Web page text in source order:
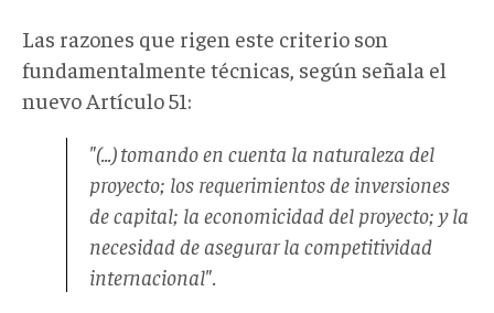
Las razones que rigen este criterio son
fundamentalmente técnicas, según señala el
nuevo Artículo 51:
"(...) tomando en cuenta la naturaleza del
proyecto; los requerimientos de inversiones
de capital; la economicidad del proyecto; y la
necesidad de asegurar la competitividad
internacional".